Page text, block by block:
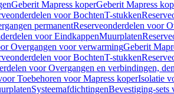
Geberit Mapress koperGeberit Mapress
voor BochtenT-stukken
permanentReserveonderdelen voor
voor EindkappenMuurplaten
Overgangen voor verwarmingGeberit
voor BochtenT-stukken
voor Overgangen en verbindingen,
Toebehoren voor Mapress koperIsolatie
SysteemafdichtingenBevestiging-sets